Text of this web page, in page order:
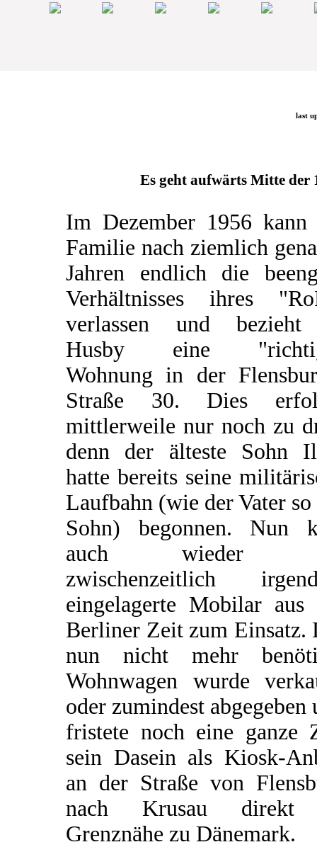
last
Es geht aufwärts Mitte der
Im Dezember 1956 kann
Familie nach ziemlich
Jahren endlich die
Verhältnisses ihres
verlassen und
Husby eine
Wohnung in der
Straße 30. Dies
mittlerweile nur noch zu
denn der älteste Sohn
hatte bereits seine
Laufbahn (wie der Vater so
Sohn) begonnen. Nun
auch wieder
zwischenzeitlich
eingelagerte Mobilar aus
Berliner Zeit zum Einsatz.
nun nicht mehr
Wohnwagen wurde
oder zumindest abgegeben
fristete noch eine ganze
sein Dasein als Kiosk-
an der Straße von
nach Krusau
Grenznähe zu Dänemark.